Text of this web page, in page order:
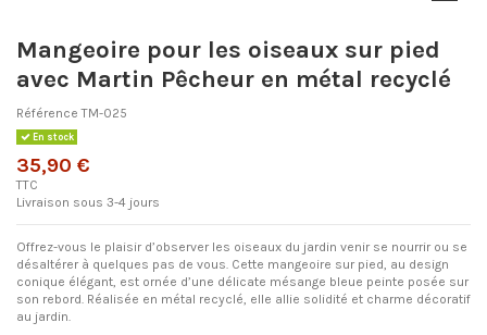
Mangeoire pour les oiseaux sur pied
avec Martin Pêcheur en métal recyclé
Référence TM-025
En stock
35,90 €
TTC
Livraison sous 3-4 jours
Offrez-vous le plaisir d’observer les oiseaux du jardin venir se nourrir ou se
désaltérer à quelques pas de vous. Cette mangeoire sur pied, au design
conique élégant, est ornée d’une délicate mésange bleue peinte posée sur
son rebord. Réalisée en métal recyclé, elle allie solidité et charme décoratif
au jardin.